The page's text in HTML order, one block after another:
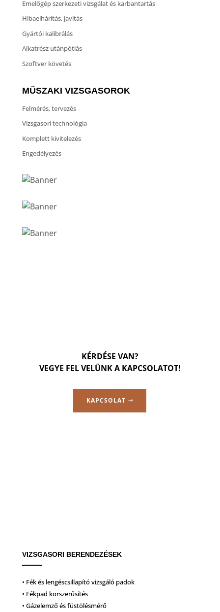
Emelőgép szerkezeti vizsgálat és karbantartás
Hibaelhárítás, javítás
Gyártói kalibrálás
Alkatrész utánpótlás
Szoftver követés
MŰSZAKI VIZSGASOROK
Felmérés, tervezés
Vizsgasori technológia
Komplett kivitelezés
Engedélyezés
KÉRDÉSE VAN?
VEGYE FEL VELÜNK A KAPCSOLATOT!
KAPCSOLAT
VIZSGASORI BERENDEZÉSEK
• Fék és lengéscsillapító vizsgáló padok
• Fékpad korszerűsítés
• Gázelemző és füstölésmérő